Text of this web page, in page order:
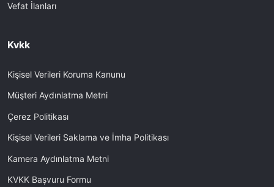
Vefat İlanları
Kvkk
Kişisel Verileri Koruma Kanunu
Müşteri Aydınlatma Metni
Çerez Politikası
Kişisel Verileri Saklama ve İmha Politikası
Kamera Aydınlatma Metni
KVKK Başvuru Formu